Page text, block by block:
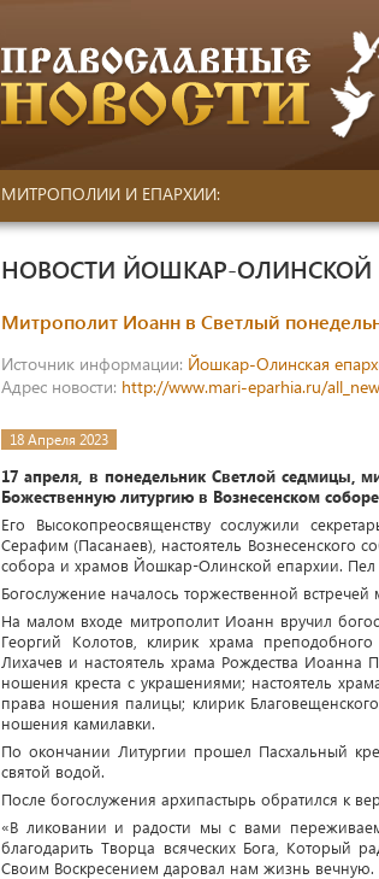
МИТРОПОЛИИ И ЕПАРХИИ:
НОВОСТИ ЙОШКАР-ОЛИНСКОЙ
Митрополит Иоанн в Светлый
Источник информации: Йошкар-Олинская
Адрес новости: http://www.mari-eparhia.ru/
18 Апреля 2023
17 апреля, в понедельник Светлой седмицы,
Божественную литургию в Вознесенском
Его Высокопреосвященству сослужили
Серафим (Пасанаев), настоятель Вознесенского
собора и храмов Йошкар-Олинской епархии.
Богослужение началось торжественной
На малом входе митрополит Иоанн вручил
Георгий Колотов, клирик храма
Лихачев и настоятель храма Рождества
ношения креста с украшениями; настоятель
права ношения палицы; клирик
ношения камилавки.
По окончании Литургии прошел Пасхальный
святой водой.
После богослужения архипастырь обратился к
«В ликовании и радости мы с вами
благодарить Творца всяческих Бога, Который
Своим Воскресением даровал нам жизнь вечную.